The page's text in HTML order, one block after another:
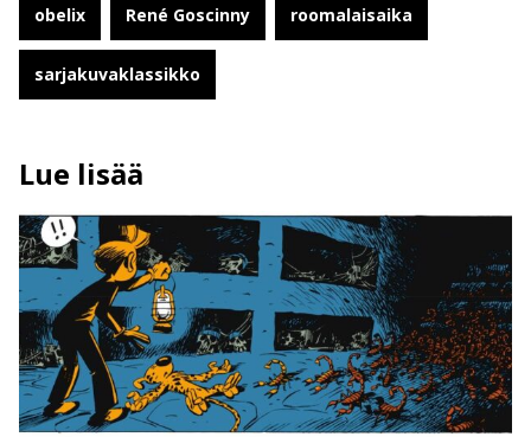
obelix René Goscinny roomalaisaika
sarjakuvaklassikko
Lue lisää